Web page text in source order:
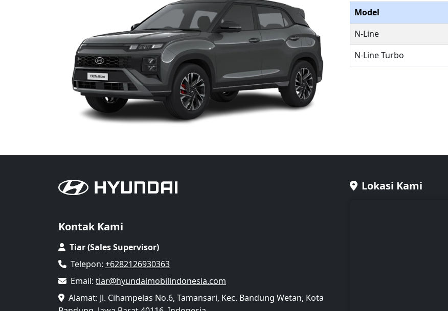
Model
N-Line
N-Line Turbo
Kontak Kami
Tiar (Sales Supervisor)
Telepon: +6282126930363
Email: tiar@hyundaimobilindonesia.com
Alamat: Jl. Cihampelas No.6, Tamansari, Kec. Bandung Wetan, Kota
Lokasi Kami